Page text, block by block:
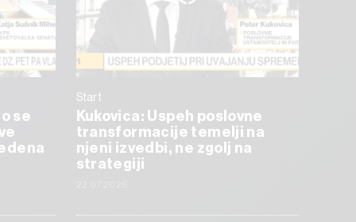
se
Start
Kukovica: Uspeh poslovne
transformacije temelji na
njeni izvedbi, ne zgolj na
strategiji